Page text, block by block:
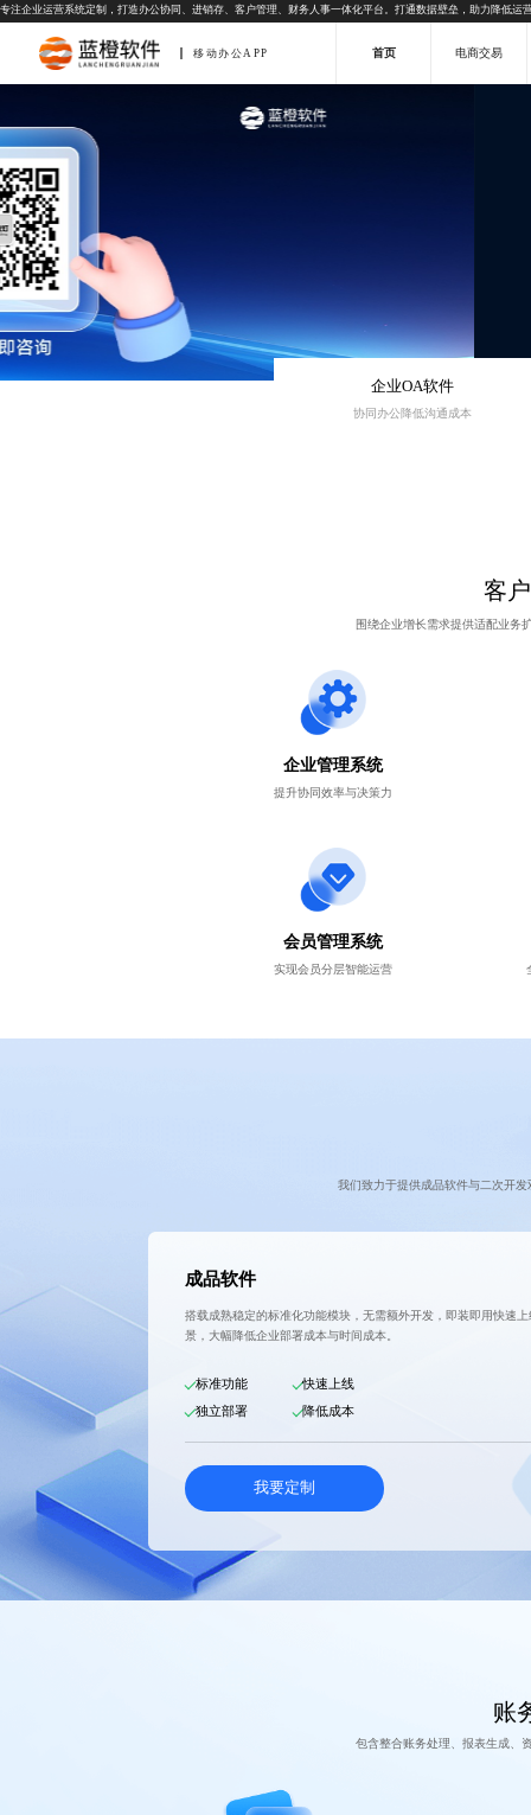
专注企业运营系统定制，打造办公协同、进销存、客户管理、财务人事一体化平台。打通数据壁垒，助力降低运
移动办公APP 首页 电商交易
企业OA软件
协同办公降低沟通成本
客
围绕企业增长需求提供适配业务
企业管理系统
提升协同效率与决策力
会员管理系统
实现会员分层智能运营
我们致力于提供成品软件与二次开
成品软件
搭载成熟稳定的标准化功能模块，无需额外开发，即装即用快速
景，大幅降低企业部署成本与时间成本。
标准功能
快速上线
独立部署
降低成本
我要定制
账
包含整合账务处理、报表生成、